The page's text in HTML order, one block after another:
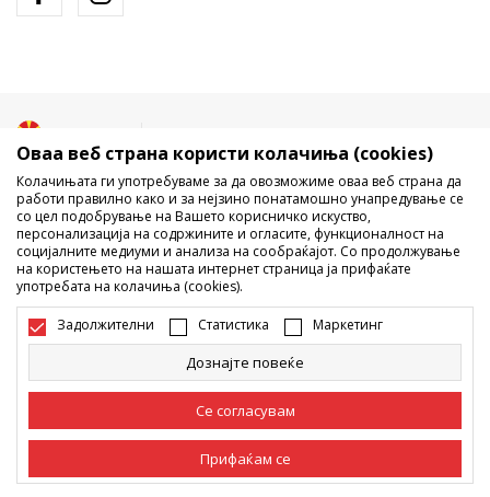
Не е дозволено превземање или користење на содржината од
интернет страните на Sport Vision, делумно или целосно a се
однесува на логоа, трговски марки, комерцијални содржини, ниту
истите да се отстапуваат на трети лица, јавно да се објавуваат или да
се користат за било какви цели, без писмена согласност од БДС.МК
ДООЕЛ.
Настојуваме да бидеме што попрецизни во описот на производот,
фотографијата и самата цена, но не можеме да гарантираме дака
сите информации се комплетни и без грешка. Сите прикажани
производи на сајтот се дел од нашата понуда, но не се подразбира
дека мораат да се достапни во секој момент. Достапноста на
Оваа веб страна користи колачиња (cookies)
Колачињата ги употребуваме за да овозможиме оваа веб страна да
работи правилно како и за нејзино понатамошно унапредување се
со цел подобрување на Вашето корисничко искуство,
персонализација на содржините и огласите, функционалност на
социјалните медиуми и анализа на сообраќајот. Со продолжување
на користењето на нашата интернет страница ја прифаќате
употребата на колачиња (cookies).
Задолжителни Статистика Маркетинг
Дознајте повеќе
Се согласувам
Прифаќам се